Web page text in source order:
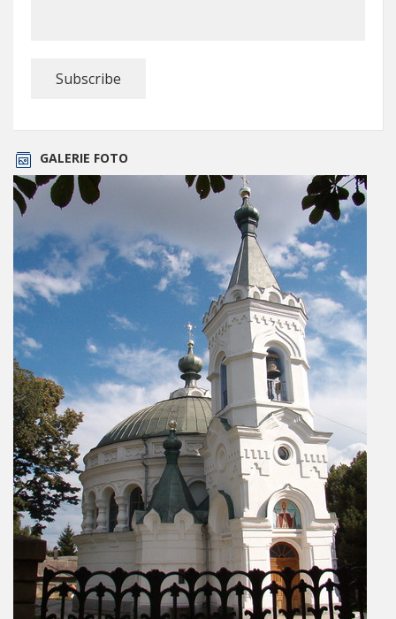
GALERIE FOTO